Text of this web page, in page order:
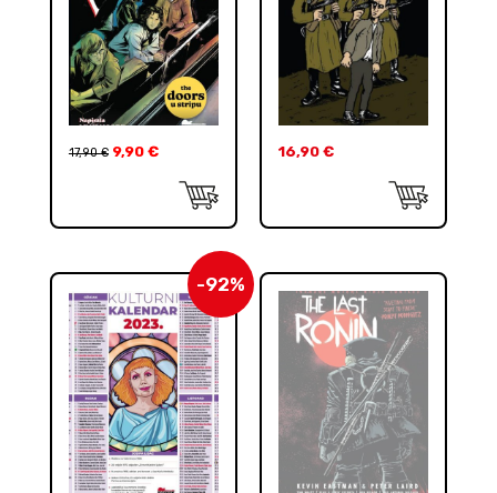
17,90€ 9,90 € 16,90 €
-92%